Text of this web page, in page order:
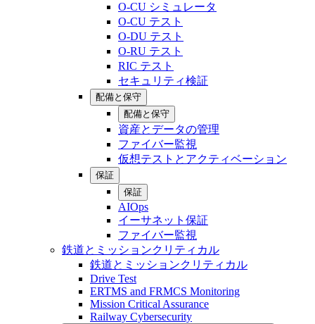
O-CU シミュレータ
O-CU テスト
O-DU テスト
O-RU テスト
RIC テスト
セキュリティ検証
配備と保守
配備と保守
資産とデータの管理
ファイバー監視
仮想テストとアクティベーション
保証
保証
AIOps
イーサネット保証
ファイバー監視
鉄道とミッションクリティカル
鉄道とミッションクリティカル
Drive Test
ERTMS and FRMCS Monitoring
Mission Critical Assurance
Railway Cybersecurity